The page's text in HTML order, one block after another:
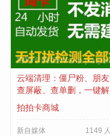
云端清理：僵尸粉、朋友
查屏蔽、查单删，一键解
拍拍卡商城
新自媒体 1149